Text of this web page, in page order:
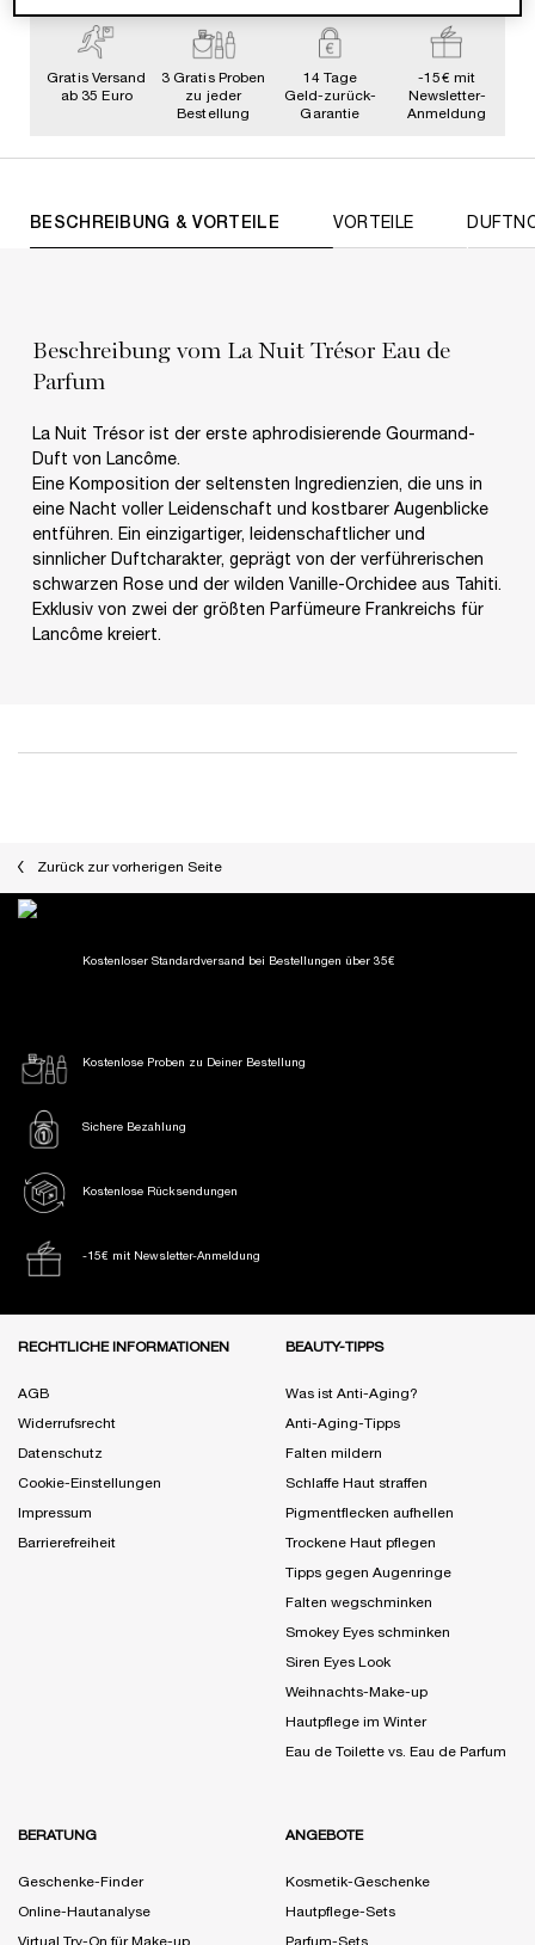
Gratis Versand
ab 35 Euro
3 Gratis Proben
zu jeder
Bestellung
14 Tage
Geld-zurück-
Garantie
-15€ mit
Newsletter-
Anmeldung
BESCHREIBUNG & VORTEILE VORTEILE
Beschreibung vom La Nuit Trésor Eau de
Parfum
La Nuit Trésor ist der erste aphrodisierende Gourmand-
Duft von Lancôme.
Eine Komposition der seltensten Ingredienzien, die uns in
eine Nacht voller Leidenschaft und kostbarer Augenblicke
entführen. Ein einzigartiger, leidenschaftlicher und
sinnlicher Duftcharakter, geprägt von der verführerischen
schwarzen Rose und der wilden Vanille-Orchidee aus Tahiti.
Exklusiv von zwei der größten Parfümeure Frankreichs für
Lancôme kreiert.
PDP Slot 1 Section
PDP Reviews
Zurück zur vorherigen Seite
Kostenloser Standardversand bei Bestellungen über 35€
Kostenlose Proben zu Deiner Bestellung
Sichere Bezahlung
Kostenlose Rücksendungen
-15€ mit Newsletter-Anmeldung
RECHTLICHE INFORMATIONEN
AGB
Widerrufsrecht
Datenschutz
Cookie-Einstellungen
Impressum
Barrierefreiheit
BEAUTY-TIPPS
Was ist Anti-Aging?
Anti-Aging-Tipps
Falten mildern
Schlaffe Haut straffen
Pigmentflecken aufhellen
Trockene Haut pflegen
Tipps gegen Augenringe
Falten wegschminken
Smokey Eyes schminken
Siren Eyes Look
Weihnachts-Make-up
Hautpflege im Winter
Eau de Toilette vs. Eau de Parfum
BERATUNG
Geschenke-Finder
Online-Hautanalyse
Virtual Try-On für Make-up
ANGEBOTE
Kosmetik-Geschenke
Hautpflege-Sets
Parfum-Sets